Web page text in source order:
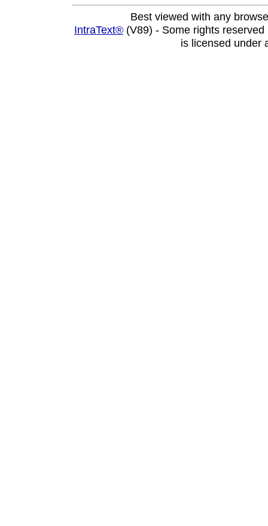
Best viewed with any
IntraText® (V89) - Some rights
is licensed under